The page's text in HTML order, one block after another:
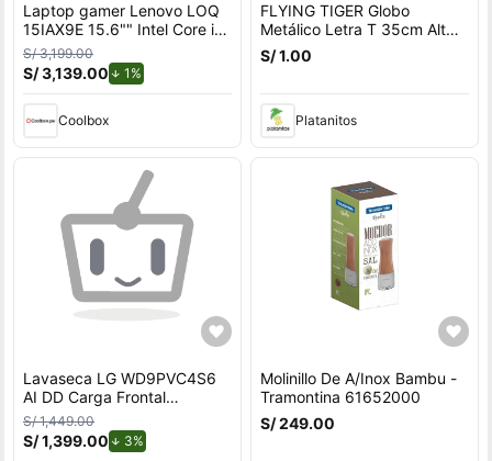
Laptop gamer Lenovo LOQ
15IAX9E 15.6"" Intel Core i5,
512GB SSD, 8GB RAM,
Windows 11 Home, gris
S/ 3,199.00
S/ 3,139.00 1%
Coolbox
FLYING TIGER Globo
Metálico Letra T 35cm Alt
P/Cumple 3014370
S/ 1.00
Platanitos
Lavaseca LG WD9PVC4S6
AI DD Carga Frontal
9kg/5kg
S/ 1,449.00
S/ 1,399.00 3%
Molinillo De A/Inox Bambu -
Tramontina 61652000
S/ 249.00